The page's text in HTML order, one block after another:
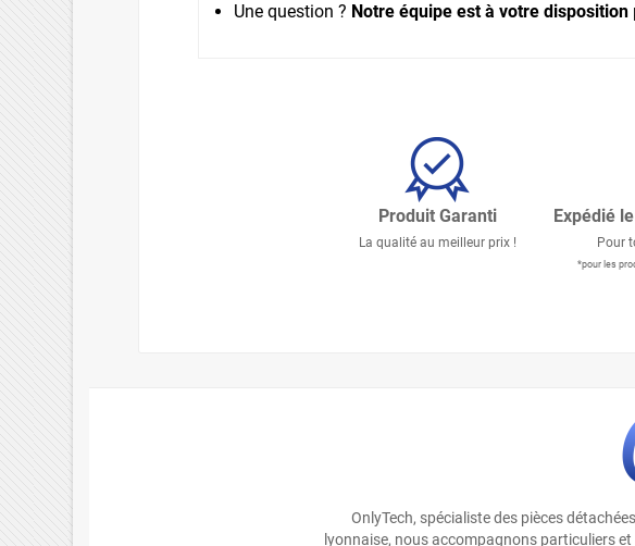
Une question ? Notre équipe est à votre disposition
Produit Garanti
La qualité au meilleur prix !
Expédié
Pour
*pour les
OnlyTech, spécialiste des pièces
lyonnaise, nous accompagnons particuliers